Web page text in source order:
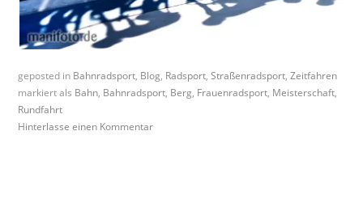
geposted in Bahnradsport, Blog, Radsport,Straßenradsport,Zeitfahren
markiert als Bahn, Bahnradsport, Berg, Frauenradsport, Meisterschaft,
Rundfahrt
Hinterlasse einen Kommentar